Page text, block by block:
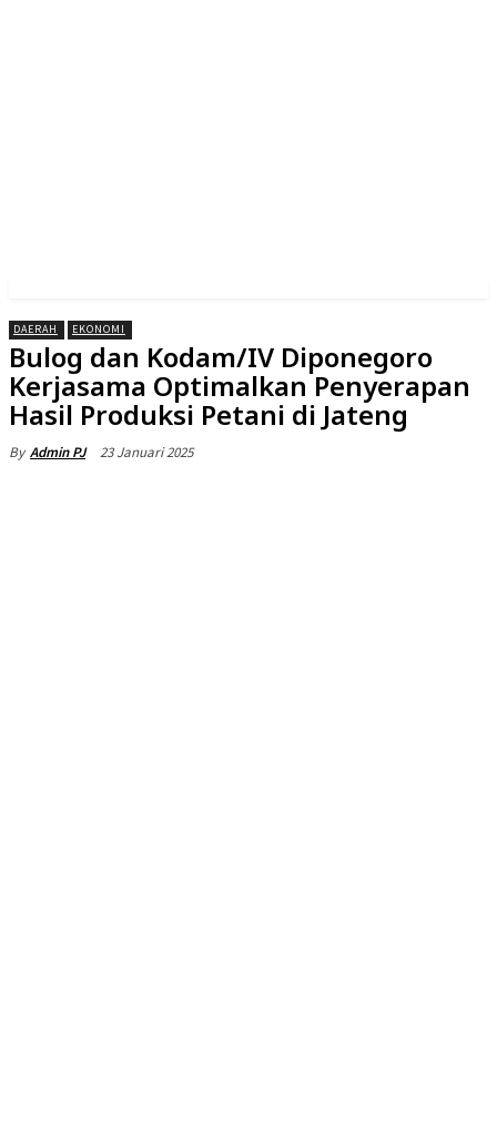
DAERAH EKONOMI
Bulog dan Kodam/IV Diponegoro
Kerjasama Optimalkan Penyerapan
Hasil Produksi Petani di Jateng
By Admin PJ 23 Januari 2025